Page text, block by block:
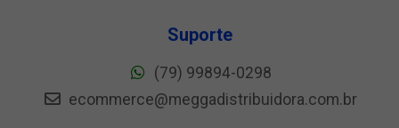
Suporte
(79) 99894-0298
ecommerce@meggadistribuidora.com.br